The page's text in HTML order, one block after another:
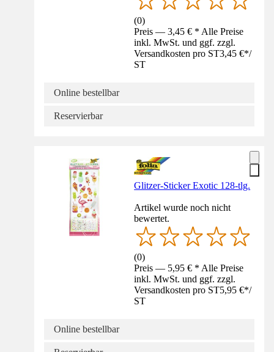
(0)
Preis — 3,45 € * Alle Preise
inkl. MwSt. und ggf. zzgl.
Versandkosten pro ST3,45 €*/
ST
Online bestellbar
Reservierbar
Glitzer-Sticker Exotic 128-tlg.
Artikel wurde noch nicht
bewertet.
(0)
Preis — 5,95 € * Alle Preise
inkl. MwSt. und ggf. zzgl.
Versandkosten pro ST5,95 €*/
ST
Online bestellbar